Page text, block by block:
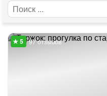
97 отзывов